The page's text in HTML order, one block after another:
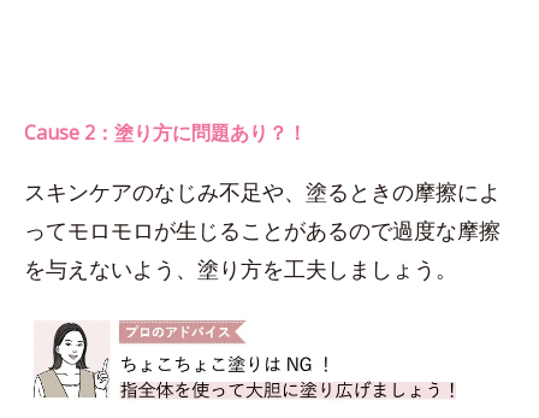
Cause 2：塗り方に問題あり？！
スキンケアのなじみ不足や、塗るときの摩擦によ
ってモロモロが生じることがあるので過度な摩擦
を与えないよう、塗り方を工夫しましょう。